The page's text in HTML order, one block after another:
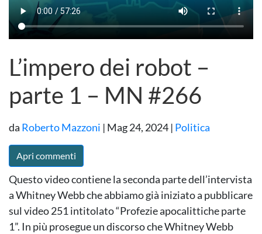
L’impero dei robot –
parte 1 – MN #266
da Roberto Mazzoni | Mag 24, 2024 | Politica
Apri commenti
Questo video contiene la seconda parte dell’intervista
a Whitney Webb che abbiamo già iniziato a pubblicare
sul video 251 intitolato “Profezie apocalittiche parte
1”. In più prosegue un discorso che Whitney Webb